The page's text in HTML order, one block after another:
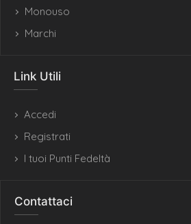
Monouso
Marchi
Link Utili
Accedi
Registrati
I tuoi Punti Fedeltà
Contattaci